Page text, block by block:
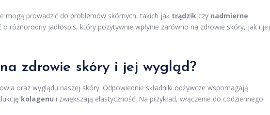
mogą prowadzić do problemów skórnych, takich jak trądzik czy nadmierne
różnorodny jadłospis, który pozytywnie wpłynie zarówno na zdrowie skóry, jak i jej
zdrowie skóry i jej wygląd?
oraz wyglądu naszej skóry. Odpowiednie składniki odżywcze wspomagają
kolagenu i zwiększają elastyczność. Na przykład, włączenie do codziennego